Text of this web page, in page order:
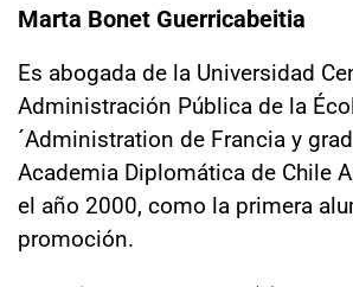
Marta Bonet Guerricabeitia
Es abogada de la Universidad
Administración Pública de la
´Administration de Francia y
Academia Diplomática de Chile
el año 2000, como la primera
promoción.